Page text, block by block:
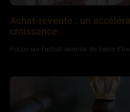
Achat-revente : un
croissance
Focus sur l’achat-revente de biens